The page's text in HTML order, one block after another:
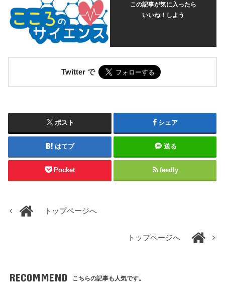
この記事が気に入ったら
いいね！しよう
Twitter で
ポスト シェア
はてブ 送る
Pocket feedly
トップページへ
トップページへ
RECOMMEND こちらの記事も人気です。